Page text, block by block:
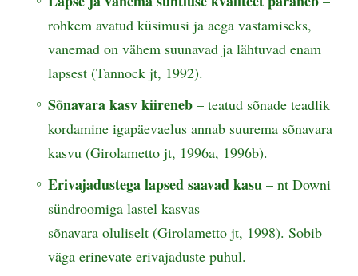
rohkem avatud küsimusi ja aega vastamiseks,
vanemad on vähem suunavad ja lähtuvad enam
lapsest (Tannock jt, 1992).
Sõnavara kasv kiireneb – teatud sõnade teadlik
kordamine igapäevaelus annab suurema sõnavara
kasvu (Girolametto jt, 1996a, 1996b).
Erivajadustega lapsed saavad kasu – nt Downi
sündroomiga lastel kasvas
sõnavara oluliselt (Girolametto jt, 1998). Sobib
väga erinevate erivajaduste puhul.